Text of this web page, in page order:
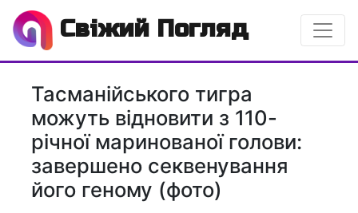
Свіжий Погляд
Тасманійського тигра
можуть відновити з 110-
річної маринованої голови:
завершено секвенування
його геному (фото)